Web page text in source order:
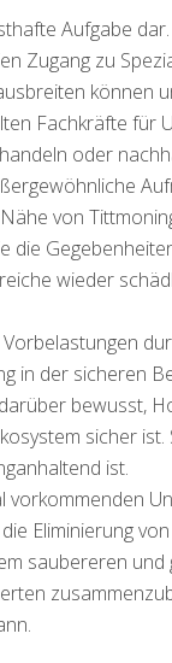
Aufgabe
Zugang zu
können
Fachkräfte für
oder
von
die
wieder
in der sicheren
bewusst,
sicher ist.
ist.
vorkommenden
Eliminierung
saubereren